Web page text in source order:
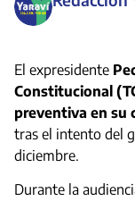
El expresidente
Constitucional
preventiva en su
tras el intento del
diciembre.
Durante la